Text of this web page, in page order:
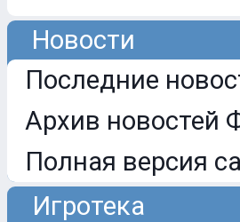
Новости
Последние
Архив новостей
Полная версия
Игротека